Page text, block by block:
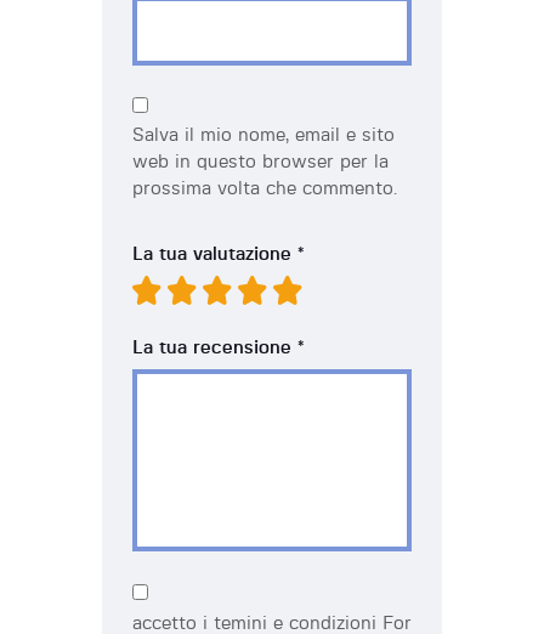
Salva il mio nome, email e sito
web in questo browser per la
prossima volta che commento.
La tua valutazione *
La tua recensione *
accetto i temini e condizioni For